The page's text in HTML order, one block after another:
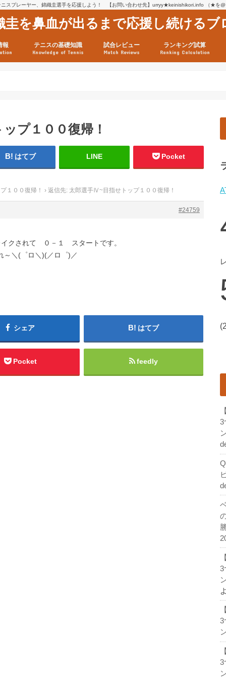
ニスプレーヤー、錦織圭選手を応援しよう！ 【お問い合わせ先】urryy★keinishikori.info （★を@
圭を鼻血が出るまで応援し続けるブ
報 テニスの基礎知識
Knowledge of Tennis
試合レビュー
Match Reviews
ランキング試算
Ranking Calculation
プ１００復帰！
はてブ LINE Pocket
１００復帰！ › 返信先: 太郎選手Ⅳ~目指せトップ１００復帰！
#24759
クされて ０－１ スタートです。
～＼(゜ロ＼)(／ロ゜)／
シェア はてブ
Pocket feedly
3
3
3
3